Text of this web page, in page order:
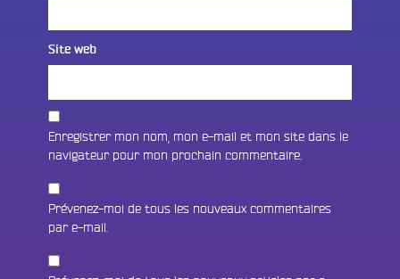
Site web
Enregistrer mon nom, mon e-mail et mon site dans le
navigateur pour mon prochain commentaire.
Prévenez-moi de tous les nouveaux commentaires
par e-mail.